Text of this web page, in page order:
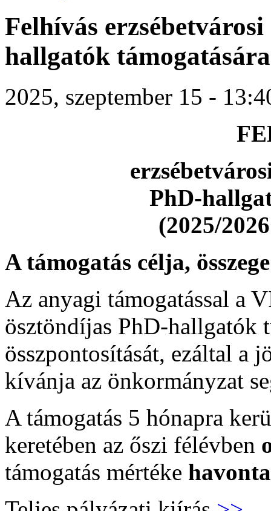
Felhívás
hallgatók
2025, szeptember 15 -
PhD-
(2025/
A támogatás célja, összege
Az anyagi támogatással a
ösztöndíjas PhD-hallgatók
összpontosítását, ezáltal a
kívánja az önkormányzat
A támogatás 5 hónapra
keretében az őszi félévben
támogatás mértéke